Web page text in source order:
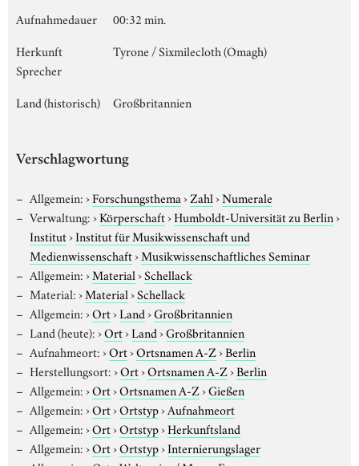
Aufnahmedauer
00:32 min.
Herkunft
Sprecher
Tyrone / Sixmilecloth (Omagh)
Land (historisch) Großbritannien
Verschlagwortung
Allgemein:›Forschungsthema›Zahl›Numerale
Verwaltung:›Körperschaft›Humboldt-Universität zu Berlin›
Institut›Institut für Musikwissenschaft und
Medienwissenschaft›Musikwissenschaftliches Seminar
Allgemein:›Material›Schellack
Material:›Material›Schellack
Allgemein:›Ort›Land›Großbritannien
Land (heute):›Ort›Land›Großbritannien
Aufnahmeort:›Ort›Ortsnamen A-Z›Berlin
Herstellungsort:›Ort›Ortsnamen A-Z›Berlin
Allgemein:›Ort›Ortsnamen A-Z›Gießen
Allgemein:›Ort›Ortstyp›Aufnahmeort
Allgemein:›Ort›Ortstyp›Herkunftsland
Allgemein:›Ort›Ortstyp›Internierungslager